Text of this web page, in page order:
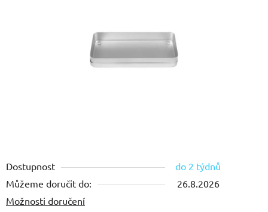
Dostupnost
do 2 týdnů
Můžeme doručit do:
26.8.2026
Možnosti doručení